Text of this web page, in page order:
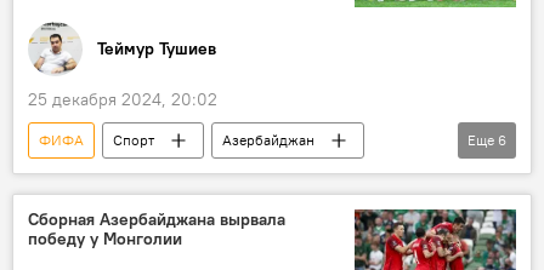
Теймур Тушиев
25 декабря 2024, 20:02
ФИФА Спорт
Азербайджан
Футбол
Сборная Азербайджана по футболу
Фернанду Сантуш
Россия
Товарищеский матч
Еще 6
Сборная Азербайджана вырвала
победу у Монголии